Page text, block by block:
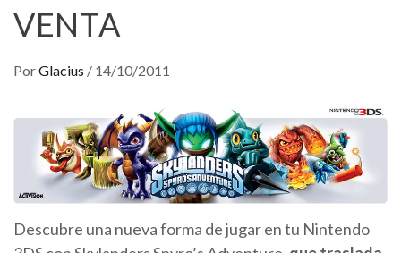
VENTA
PorGlacius / 14/10/2011
Descubre una nueva forma de jugar en tu Nintendo